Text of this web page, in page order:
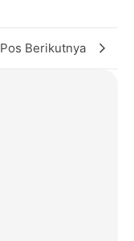
Pos Berikutnya